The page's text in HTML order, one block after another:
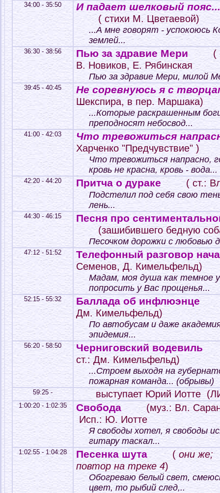
34:00 - 35:50 И падает шелковый
( стихи М. Цветаевой)
...А мне говорят - успокоюсь
землей...
36:30 - 38:56 Пью за здравие Мери
(
В. Новиков, Е. Рябинская
Пью за здравие Мери, милой
39:45 - 40:45 Не соревнуюсь я с
Шекспира, в пер. Маршака)
...Которые раскрашенным
преподносят небосвод...
41:00 - 42:03 Что тревожиться
Харченко "Предчувствие" )
Что тревожиться напрасно,
кровь не красна, кровь - вода...
42:20 - 44:20 Притча о дураке ( ст.:
Подстелил под себя свою
лень...
44:30 - 46:15 Песня про
(зашибившего бедную
Песочком дорожки с любовью
47:12 - 51:52 Телефонный разговор
Семенов, Д. Кимельфельд)
Мадам, моя душа как темное
попросить у Вас прощенья...
52:15 - 55:32 Баллада об инфлюэнце
Дм. Кимельфельд)
По автобусам и даже
эпидемия...
56:20 - 58:50 Черниговский водевиль
ст.: Дм. Кимельфельд)
...Строем выходя на
пожарная команда... (обрывы)
59:25 - выступает Юрий Иотте
1:00:20 - 1:02:35 Свобода
(муз.: Вл.
Исп.: Ю. Иотте
Я свободы хотел, я свободы
гитару таскал...
1:02:55 - 1:04:28 Песенка шута (они же;
повтор на треке 4)
Обогреваю белый свет,
цвет, то рыбий след,..